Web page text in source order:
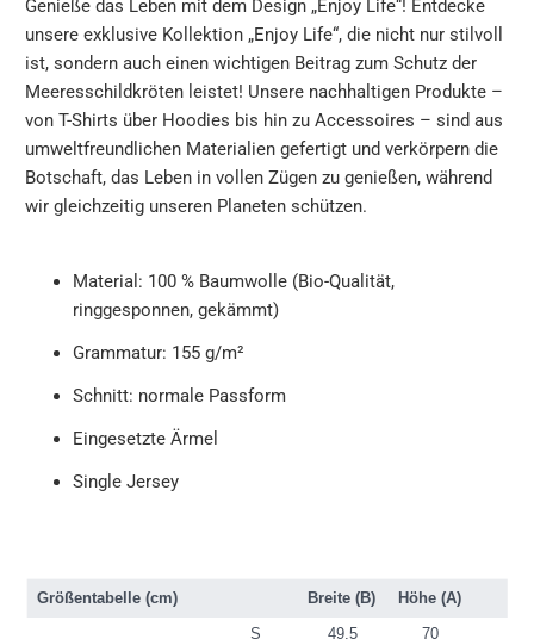
Genieße das Leben mit dem Design „Enjoy Life“! Entdecke
unsere exklusive Kollektion „Enjoy Life“, die nicht nur stilvoll
ist, sondern auch einen wichtigen Beitrag zum Schutz der
Meeresschildkröten leistet! Unsere nachhaltigen Produkte –
von T-Shirts über Hoodies bis hin zu Accessoires – sind aus
umweltfreundlichen Materialien gefertigt und verkörpern die
Botschaft, das Leben in vollen Zügen zu genießen, während
wir gleichzeitig unseren Planeten schützen.
Material: 100 % Baumwolle (Bio-Qualität,
ringgesponnen, gekämmt)
Grammatur: 155 g/m²
Schnitt: normale Passform
Eingesetzte Ärmel
Single Jersey